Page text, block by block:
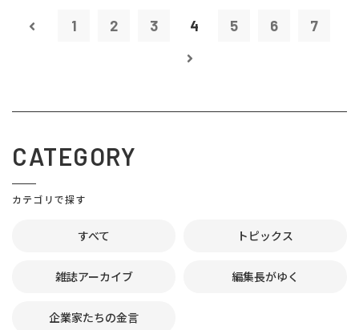
1 2 3 4 5 6 7
CATEGORY
カテゴリで探す
すべて トピックス
雑誌アーカイブ 編集長がゆく
企業家たちの金言